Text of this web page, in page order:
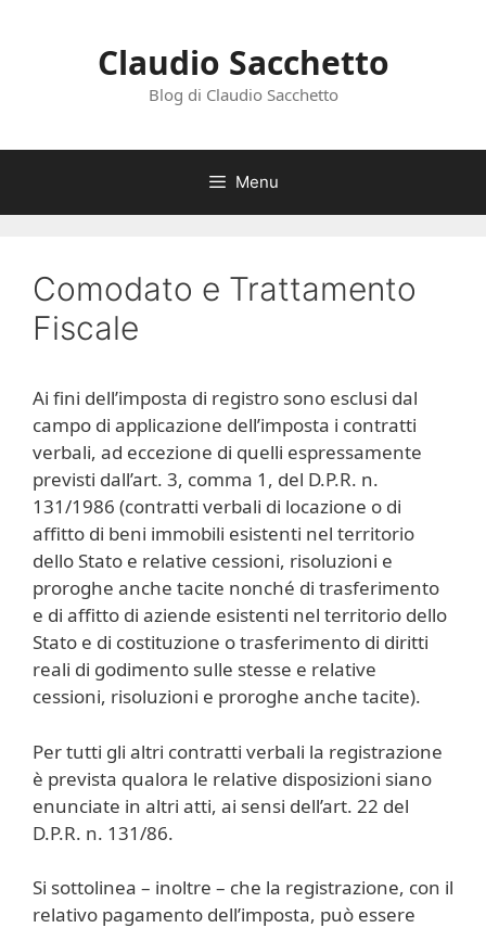
Claudio Sacchetto
Blog di Claudio Sacchetto
Menu
Comodato e Trattamento
Fiscale
Ai fini dell’imposta di registro sono esclusi dal
campo di applicazione dell’imposta i contratti
verbali, ad eccezione di quelli espressamente
previsti dall’art. 3, comma 1, del D.P.R. n.
131/1986 (contratti verbali di locazione o di
affitto di beni immobili esistenti nel territorio
dello Stato e relative cessioni, risoluzioni e
proroghe anche tacite nonché di trasferimento
e di affitto di aziende esistenti nel territorio dello
Stato e di costituzione o trasferimento di diritti
reali di godimento sulle stesse e relative
cessioni, risoluzioni e proroghe anche tacite).
Per tutti gli altri contratti verbali la registrazione
è prevista qualora le relative disposizioni siano
enunciate in altri atti, ai sensi dell’art. 22 del
D.P.R. n. 131/86.
Si sottolinea – inoltre – che la registrazione, con il
relativo pagamento dell’imposta, può essere